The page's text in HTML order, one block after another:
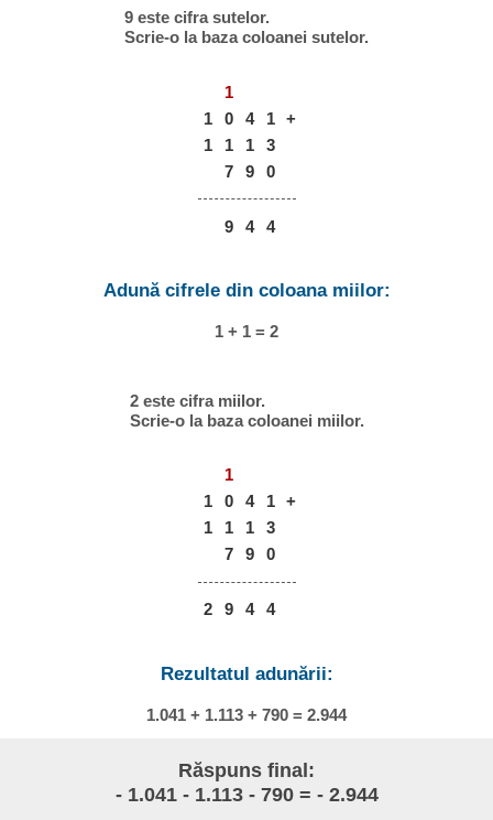
9 este cifra sutelor.
Scrie-o la baza coloanei sutelor.
1
1
0 4 1
+
1
1 1
3
7
9 0
9 4 4
Adună cifrele din coloana miilor:
1 + 1 = 2
2 este cifra miilor.
Scrie-o la baza coloanei miilor.
1
1
0 4 1
+
1
1 1
3
7
9 0
2 9 4 4
Rezultatul adunării:
1.041 + 1.113 + 790 = 2.944
Răspuns final:
- 1.041 - 1.113 - 790 = - 2.944